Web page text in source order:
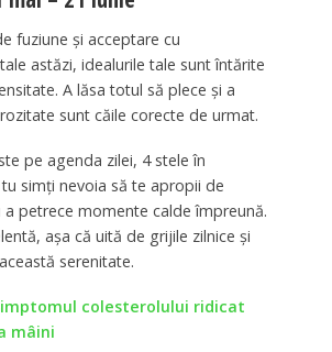
fuziune și acceptare cu
astăzi, idealurile tale sunt întărite
A lăsa totul să plece și a
sunt căile corecte de urmat.
pe agenda zilei, 4 stele în
simți nevoia să te apropii de
petrece momente calde împreună.
așa că uită de grijile zilnice și
serenitate.
colesterolului ridicat
mâini